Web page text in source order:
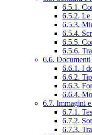
6.5.1.
6.5.2. Le
6.5.3.
6.5.4.
6.5.5.
6.5.6.
6.6. Documenti
6.6.1. I
6.6.2.
6.6.3.
6.6.4.
6.7. Immagini
6.7.1.
6.7.2.
6.7.3.